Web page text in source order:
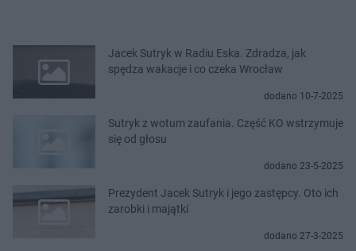
Jacek Sutryk w Radiu Eska. Zdradza, jak
spędza wakacje i co czeka Wrocław
dodano 10-7-2025
Sutryk z wotum zaufania. Część KO wstrzymuje
się od głosu
dodano 23-5-2025
Prezydent Jacek Sutryk i jego zastępcy. Oto ich
zarobki i majątki
dodano 27-3-2025